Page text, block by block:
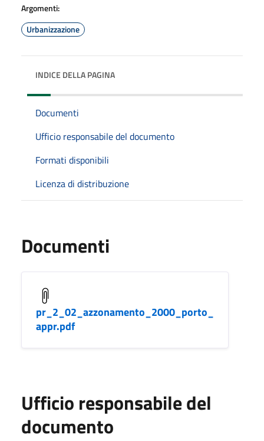
Argomenti:
Urbanizzazione
INDICE DELLA PAGINA
Documenti
Ufficio responsabile del documento
Formati disponibili
Licenza di distribuzione
Documenti
pr_2_02_azzonamento_2000_porto_
appr.pdf
Ufficio responsabile del
documento